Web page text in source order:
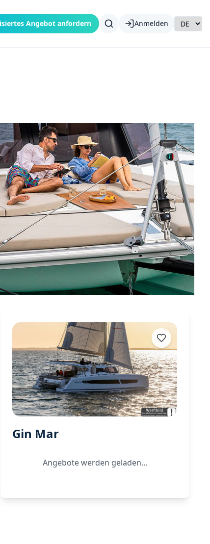
Angebot anfordern Anmelden
Gin Mar
Angebote werden geladen...